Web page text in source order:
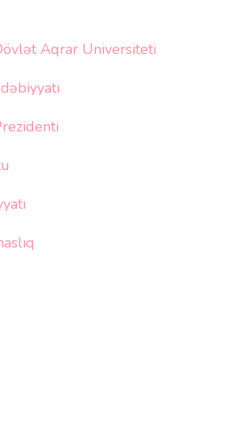
Aqrar Universiteti